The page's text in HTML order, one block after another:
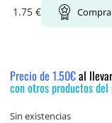
1.75 €
Precio de 1.50€al
con otros productos
Sin existencias